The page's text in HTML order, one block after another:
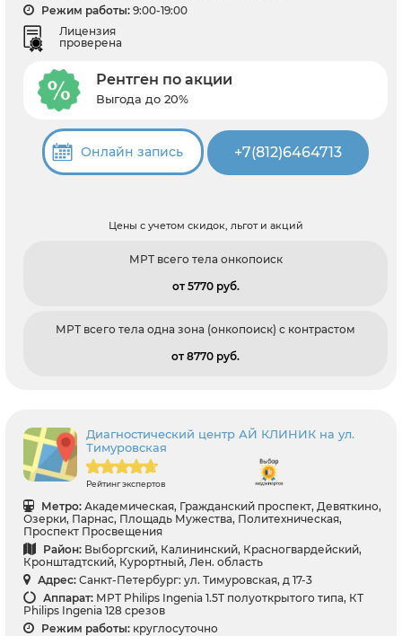
Режим работы: 9:00-19:00
Лицензия
проверена
Рентген по акции
Выгода до 20%
Онлайн запись +7(812)6464713
Цены с учетом скидок, льгот и акций
МРТ всего тела онкопоиск
от 5770 pуб.
МРТ всего тела одна зона (онкопоиск) с контрастом
от 8770 pуб.
Диагностический центр АЙ КЛИНИК на ул.
Тимуровская
Рейтинг экспертов
Метро: Академическая, Гражданский проспект, Девяткино,
Озерки, Парнас, Площадь Мужества, Политехническая,
Проспект Просвещения
Район: Выборгский, Калининский, Красногвардейский,
Кронштадтский, Курортный, Лен. область
Адрес: Санкт-Петербург: ул. Тимуровская, д 17-3
Аппарат: МРТ Philips Ingenia 1.5T полуоткрытого типа, КТ
Philips Ingenia 128 срезов
Режим работы: круглосуточно